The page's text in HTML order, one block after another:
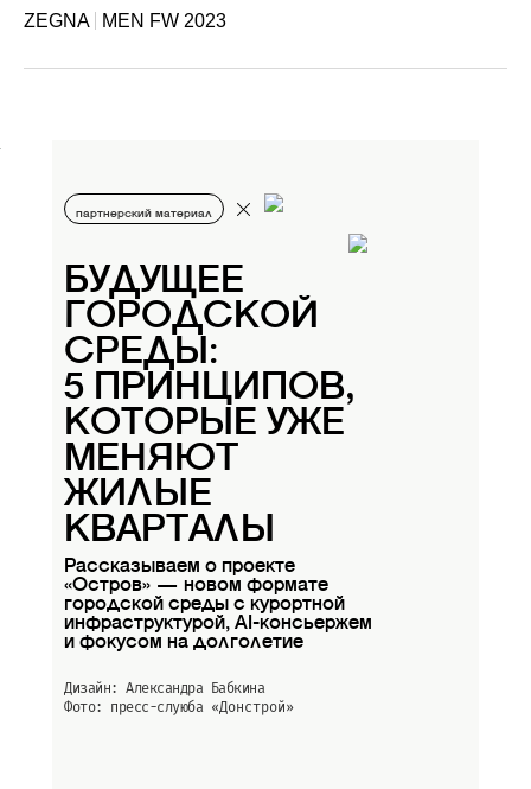
ZEGNA MEN FW 2023
партнерский материал
БУДУЩЕЕ
ГОРОДСКОЙ
СРЕДЫ:
5 ПРИНЦИПОВ,
КОТОРЫЕ УЖЕ
МЕНЯЮТ
ЖИЛЫЕ
КВАРТАЛЫ
Рассказываем о проекте
«Остров» — новом формате
городской среды с курортной
инфраструктурой, AI-консьержем
и фокусом на долголетие
Дизайн: Александра Бабкина
Фото: пресс-слуюба «Донстрой»